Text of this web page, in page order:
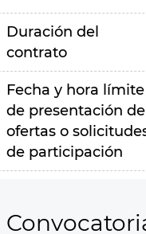
Duración del
contrato
Fecha y hora límite
de presentación de
ofertas o
de participación